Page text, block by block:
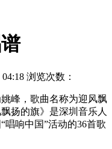
浏览次数：
峰，歌曲名称为迎风飘
扬的旗》是深圳音乐人
唱响中国”活动的36首歌